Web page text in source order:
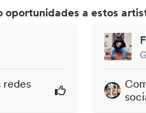
oportunidades a estos
redes